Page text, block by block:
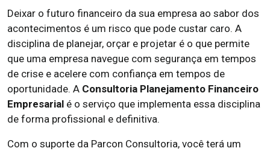
Deixar o futuro financeiro da sua empresa ao sabor dos
acontecimentos é um risco que pode custar caro. A
disciplina de planejar, orçar e projetar é o que permite
que uma empresa navegue com segurança em tempos
de crise e acelere com confiança em tempos de
oportunidade. A Consultoria Planejamento Financeiro
Empresarial é o serviço que implementa essa disciplina
de forma profissional e definitiva.
Com o suporte da Parcon Consultoria, você terá um